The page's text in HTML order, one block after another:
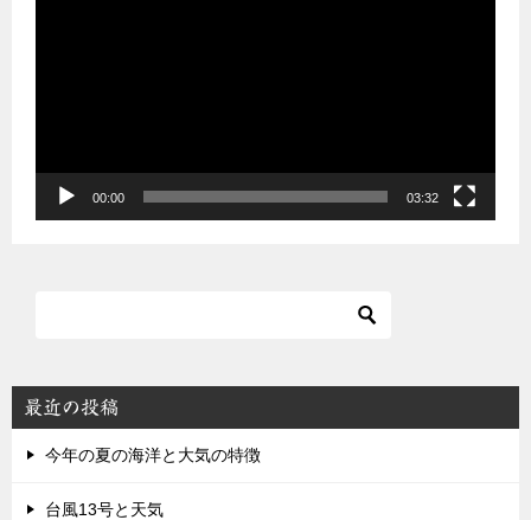
00:00 03:32
最近の投稿
今年の夏の海洋と大気の特徴
台風13号と天気